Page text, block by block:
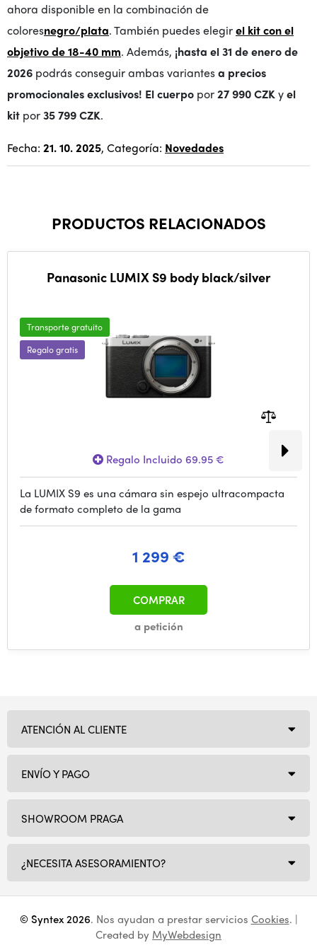
ahora disponible en la combinación de
coloresnegro/plata. También puedes elegirel kit con el
objetivo de 18-40 mm. Además, ¡hasta el 31 de enero de
2026 podrás conseguir ambas variantesa precios
promocionales exclusivos! El cuerpo por27 990 CZKyel
kit por35 799 CZK.
Fecha: 21. 10. 2025, Categoría: Novedades
PRODUCTOS RELACIONADOS
Panasonic LUMIX S9 body black/silver
Transporte gratuito
Regalo gratis
Regalo Incluido 69.95 €
La LUMIX S9 es una cámara sin espejo ultracompacta
de formato completo de la gama
1 299 €
a petición
COMPRAR
SHOWROOM PRAGA
¿NECESITA ASESORAMIENTO?
ATENCIÓN AL CLIENTE
ENVÍO Y PAGO
© Syntex 2026. Nos ayudan a prestar servicios Cookies. |
Created by MyWebdesign